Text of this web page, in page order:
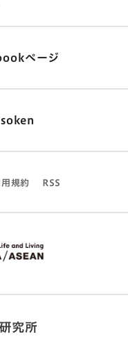
ページ
規約 RSS